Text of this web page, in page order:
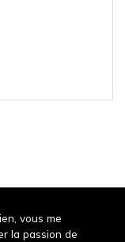
vous me
la passion de